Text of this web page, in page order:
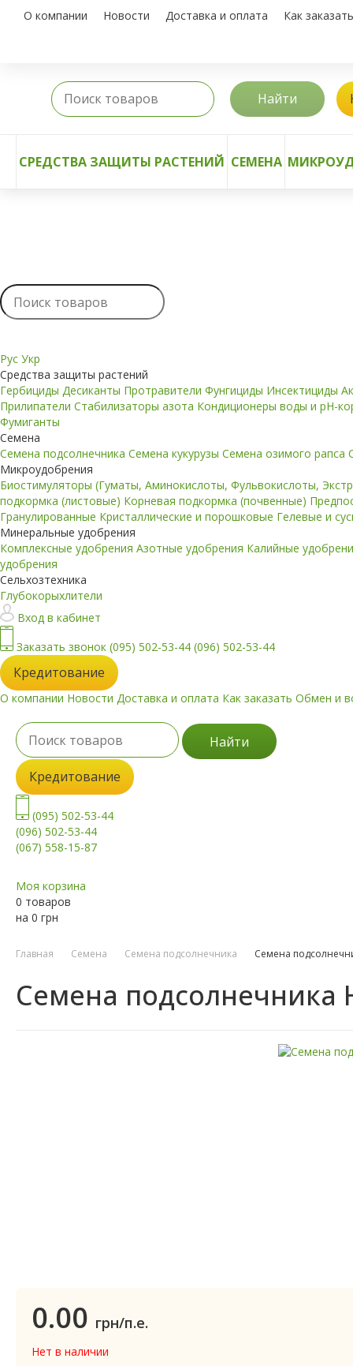
О компании Новости Доставка и оплата Как заказать
Найти
СРЕДСТВА ЗАЩИТЫ РАСТЕНИЙ СЕМЕНА
Рус Укр
Средства защиты растений
Гербициды Десиканты Протравители Фунгициды Инсектициды
Прилипатели Стабилизаторы азота Кондиционеры воды и pH-
Фумиганты
Семена
Семена подсолнечника Семена кукурузы Семена озимого рапса
Микроудобрения
Биостимуляторы (Гуматы, Аминокислоты, Фульвокислоты,
подкормка (листовые) Корневая подкормка (почвенные)
Гранулированные Кристаллические и порошковые Гелевые и
Минеральные удобрения
Комплексные удобрения Азотные удобрения Калийные
удобрения
Сельхозтехника
Глубокорыхлители
Вход в кабинет
Заказать звонок (095) 502-53-44 (096) 502-53-44
Кредитование
О компании Новости Доставка и оплата Как заказать Обмен и
Найти
Кредитование
(095) 502-53-44
(096) 502-53-44
(067) 558-15-87
Моя корзина
0 товаров
на 0 грн
Главная Семена Семена подсолнечника Семена
Семена подсолнечника
0.00 грн/п.е.
Нет в наличии